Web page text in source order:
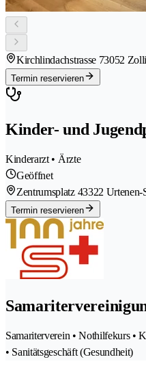
Kirchlindachstrasse 73052
Termin reservieren
Kinder- und
Kinderarzt • Ärzte
Geöffnet
Zentrumsplatz 43322 Urtenen-
Termin reservieren
Samariterverein • Nothilfekurs •
• Sanitätsgeschäft (Gesundheit)